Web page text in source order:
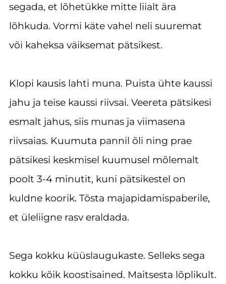
segada, et lõhetükke mitte liialt ära
lõhkuda. Vormi käte vahel neli suuremat
või kaheksa väiksemat pätsikest.
Klopi kausis lahti muna. Puista ühte kaussi
jahu ja teise kaussi riivsai. Veereta pätsikesi
esmalt jahus, siis munas ja viimasena
riivsaias. Kuumuta pannil õli ning prae
pätsikesi keskmisel kuumusel mõlemalt
poolt 3-4 minutit, kuni pätsikestel on
kuldne koorik. Tõsta majapidamispaberile,
et üleliigne rasv eraldada.
Sega kokku küüslaugukaste. Selleks sega
kokku kõik koostisained. Maitsesta lõplikult.